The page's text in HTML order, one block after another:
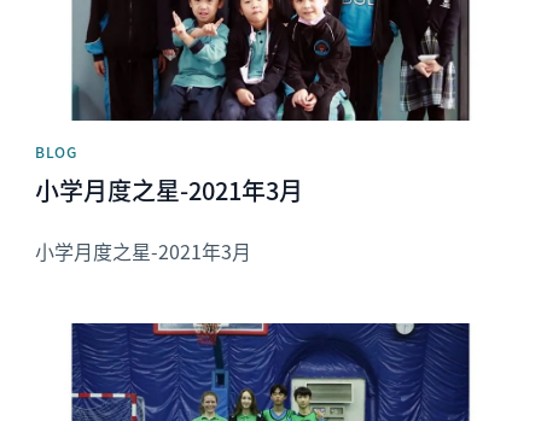
BLOG
小学月度之星-2021年3月
小学月度之星-2021年3月
News image